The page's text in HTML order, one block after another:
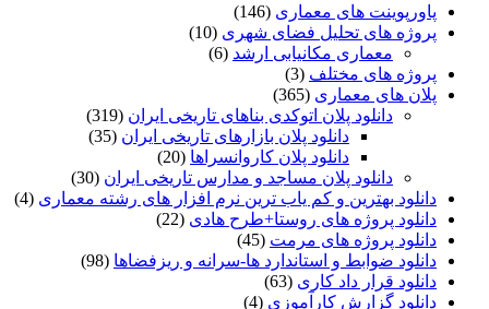
پاورپوینت های معماری (146)
پروژه های تحلیل فضای شهری (10)
معماری مکانیابی ارشد (6)
پروژه های مختلف (3)
پلان های معماری (365)
دانلود پلان اتوکدی بناهای تاریخی ایران (319)
دانلود پلان بازارهای تاریخی ایران (35)
دانلود پلان کاروانسراها (20)
دانلود پلان مساجد و مدارس تاریخی ایران (30)
دانلود بهترین و کم یاب ترین نرم افزار های رشته معماری (4)
دانلود پروژه های روستا+طرح هادی (22)
دانلود پروژه های مرمت (45)
دانلود ضوابط و استاندارد ها-سرانه و ریزفضاها (98)
دانلود قرار داد کاری (63)
دانلود گزارش کارآموزی (4)